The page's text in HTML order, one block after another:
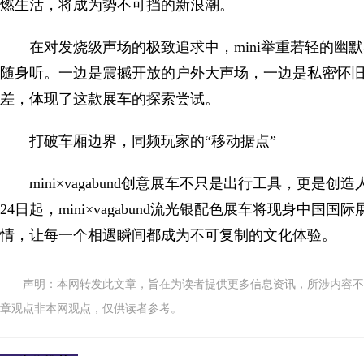
燃生活，将成为势不可挡的新浪潮。
在对发烧级声场的极致追求中，mini举重若轻的幽
随身听。一边是震撼开放的户外大声场，一边是私密怀
差，体现了这款展车的探索尝试。
打破车厢边界，同频玩家的“移动据点”
mini×vagabund创意展车不只是出行工具，更是创
24日起，mini×vagabund流光银配色展车将现身中国国
情，让每一个相遇瞬间都成为不可复制的文化体验。
声明：本网转发此文章，旨在为读者提供更多信息资讯，所涉内容
章观点非本网观点，仅供读者参考。